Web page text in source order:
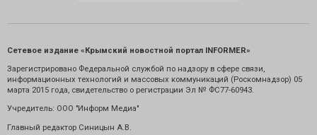
Сетевое издание «Крымский новостной портал INFORMER»
Зарегистрировано Федеральной службой по надзору в сфере связи,
информационных технологий и массовых коммуникаций (Роскомнадзор) 05
марта 2015 года, свидетельство о регистрации Эл № ФС77-60943.
Учредитель: ООО "Информ Медиа"
Главный редактор Синицын А.В.